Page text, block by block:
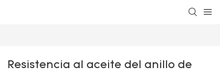
Resistencia al aceite del anillo de